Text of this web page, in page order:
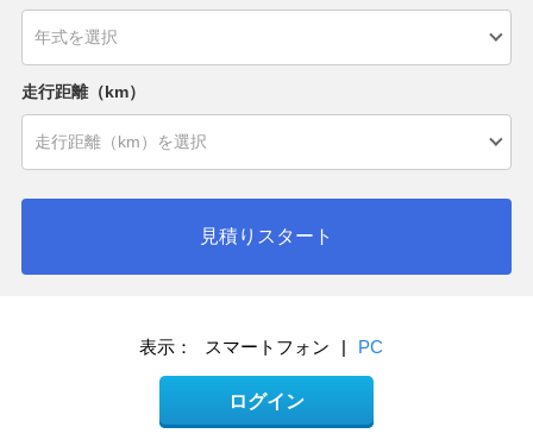
走行距離（km）
見積りスタート
表示： スマートフォン | PC
ログイン